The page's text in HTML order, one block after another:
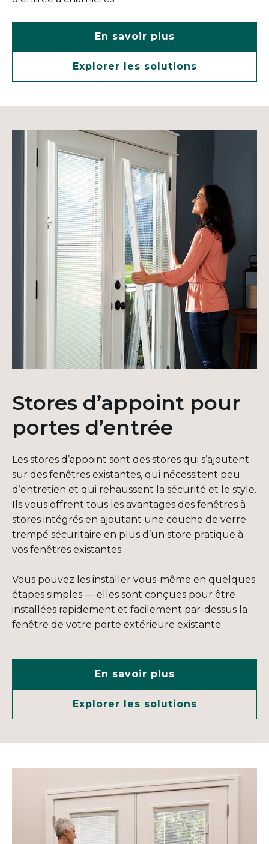
En savoir plus
Explorer les solutions
Stores d’appoint pour
portes d’entrée
Les stores d’appoint sont des stores qui s’ajoutent
sur des fenêtres existantes, qui nécessitent peu
d’entretien et qui rehaussent la sécurité et le style.
Ils vous offrent tous les avantages des fenêtres à
stores intégrés en ajoutant une couche de verre
trempé sécuritaire en plus d’un store pratique à
vos fenêtres existantes.
Vous pouvez les installer vous-même en quelques
étapes simples — elles sont conçues pour être
installées rapidement et facilement par-dessus la
fenêtre de votre porte extérieure existante.
En savoir plus
Explorer les solutions